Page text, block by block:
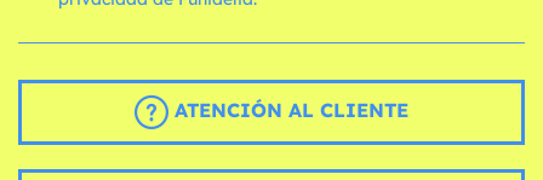
ATENCIÓN AL CLIENTE